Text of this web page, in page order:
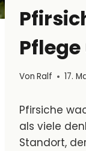
Von Ralf 17.
Pfirsiche
als viele
Standort,